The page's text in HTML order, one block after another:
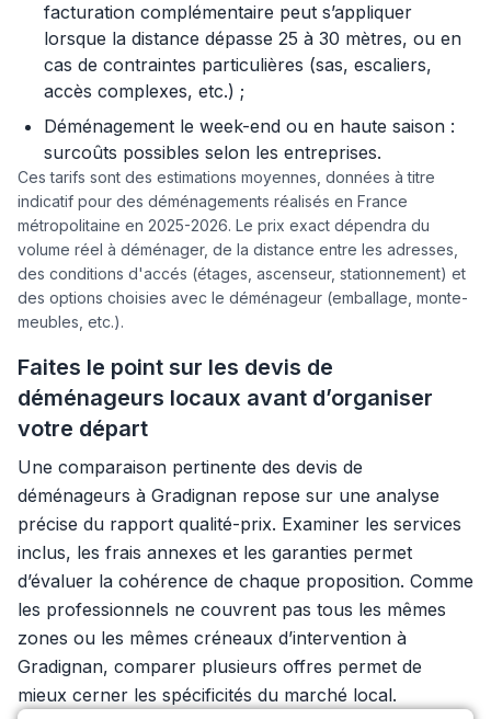
facturation complémentaire peut s’appliquer
lorsque la distance dépasse 25 à 30 mètres, ou en
cas de contraintes particulières (sas, escaliers,
accès complexes, etc.) ;
Déménagement le week-end ou en haute saison :
surcoûts possibles selon les entreprises.
Ces tarifs sont des estimations moyennes, données à titre
indicatif pour des déménagements réalisés en France
métropolitaine en 2025-2026. Le prix exact dépendra du
volume réel à déménager, de la distance entre les adresses,
des conditions d'accés (étages, ascenseur, stationnement) et
des options choisies avec le déménageur (emballage, monte-
meubles, etc.).
Faites le point sur les devis de
déménageurs locaux avant d’organiser
votre départ
Une comparaison pertinente des devis de
déménageurs à Gradignan repose sur une analyse
précise du rapport qualité-prix. Examiner les services
inclus, les frais annexes et les garanties permet
d’évaluer la cohérence de chaque proposition. Comme
les professionnels ne couvrent pas tous les mêmes
zones ou les mêmes créneaux d’intervention à
Gradignan, comparer plusieurs offres permet de
mieux cerner les spécificités du marché local.